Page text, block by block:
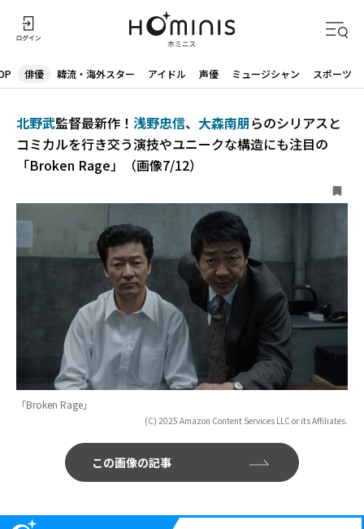
俳優 韓流・海外スター アイドル 声優 ミュージシャン スポーツ
北野武監督最新作！ 浅野忠信、 大森南朋らのシリアスと
コミカルを行き交う演技やユニークな構造にも注目の
「Broken Rage」（画像7/12）
「Broken Rage」
(C) 2025 Amazon Content Services LLC or its Affiliates.
この画像の記事